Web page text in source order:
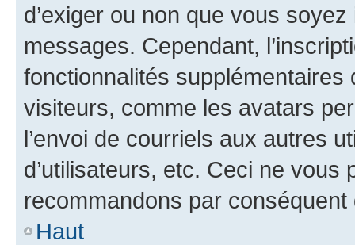
d’exiger ou non que vous
messages. Cependant,
fonctionnalités
visiteurs, comme les avatars
l’envoi de courriels aux autres
d’utilisateurs, etc. Ceci ne vous
recommandons par conséquent
Haut